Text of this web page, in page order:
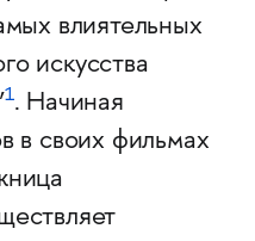
влиятельных
искусства
1. Начиная
в своих фильмах